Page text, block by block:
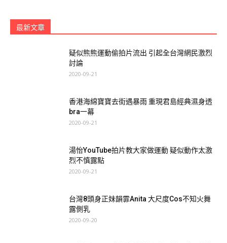
之前已經疑似真空行街：
最新文章
疑似熊熊運動偷拍片流出 引起全台灣網民激烈
討論
2020-09-21
香港海綿寶寶去街遇暴雨 重現君島經典濕身透
bra一幕
2020-09-21
湯怡YouTube拍片教大家做運動 疑似動作太激
烈不慎露點
2020-09-21
台灣8頭身正妹韻霏Anita 大尺度Cos不知火舞
露側乳
2020-09-20